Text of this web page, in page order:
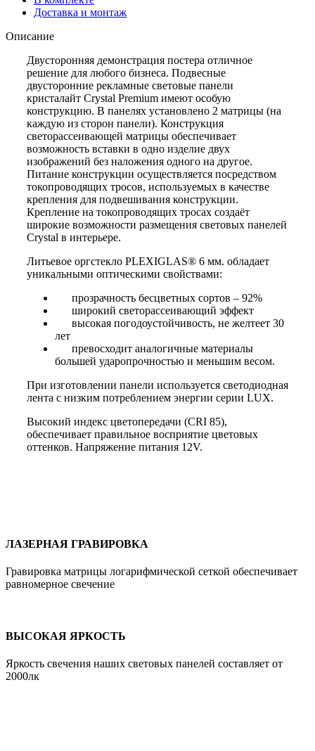
Доставка и монтаж
Описание
Двусторонняя демонстрация постера отличное
решение для любого бизнеса. Подвесные
двусторонние рекламные световые панели
кристалайт Crystal Premium имеют особую
конструкцию. В панелях установлено 2 матрицы (на
каждую из сторон панели). Конструкция
светорассеивающей матрицы обеспечивает
возможность вставки в одно изделие двух
изображений без наложения одного на другое.
Питание конструкции осуществляется посредством
токопроводящих тросов, используемых в качестве
крепления для подвешивания конструкции.
Крепление на токопроводящих тросах создаёт
широкие возможности размещения световых панелей
Crystal в интерьере.
Литьевое оргстекло PLEXIGLAS® 6 мм. обладает
уникальными оптическими свойствами:
прозрачность бесцветных сортов – 92%
широкий светорассеивающий эффект
высокая погодоустойчивость, не желтеет 30
лет
превосходит аналогичные материалы
большей ударопрочностью и меньшим весом.
При изготовлении панели используется светодиодная
лента с низким потреблением энергии серии LUX.
Высокий индекс цветопередачи (CRI 85),
обеспечивает правильное восприятие цветовых
оттенков. Напряжение питания 12V.
ЛАЗЕРНАЯ ГРАВИРОВКА
Гравировка матрицы логарифмической сеткой обеспечивает
равномерное свечение
ВЫСОКАЯ ЯРКОСТЬ
Яркость свечения наших световых панелей составляет от
2000лк